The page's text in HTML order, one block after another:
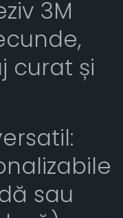
3M
curat și
sau